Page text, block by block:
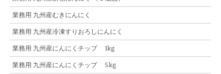
業務用 九州産むきにんにく
業務用 九州産冷凍すりおろしにんにく
業務用 九州産にんにくチップ 1kg
業務用 九州産にんにくチップ 5kg